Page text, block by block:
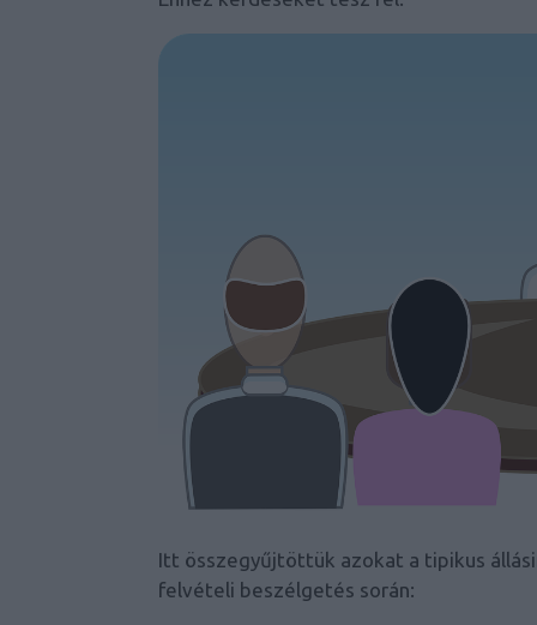
Itt összegyűjtöttük azokat a tipikus
felvételi beszélgetés során: